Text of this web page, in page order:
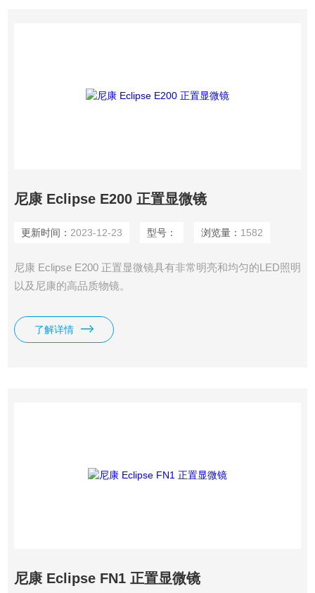
尼康 Eclipse E200 正置显微镜
更新时间： 2023-12-23 型号： 浏览量： 1582
尼康 Eclipse E200 正置显微镜具有非常明亮和均匀的LED照明
以及尼康的高品质物镜。
了解详情
尼康 Eclipse FN1 正置显微镜